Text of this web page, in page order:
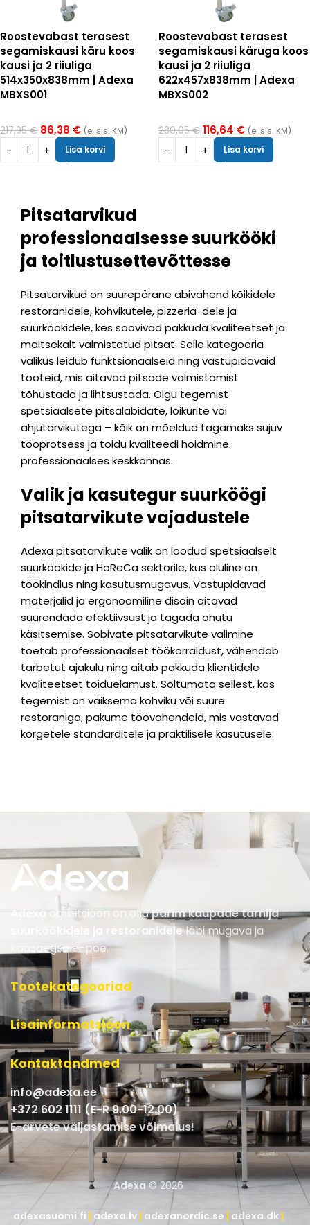
Roostevabast terasest
segamiskausi käru koos
kausi ja 2 riiuliga
514x350x838mm | Adexa
MBXS001
217,95€ 86,38 € (ei sis. KM)
Lisa korvi
Roostevabast terasest
segamiskausi käruga koos
kausi ja 2 riiuliga
622x457x838mm | Adexa
MBXS002
280,05€ 116,64 € (ei sis. KM)
Lisa korvi
Pitsatarvikud
professionaalsesse suurkööki
ja toitlustusettevõttesse
Pitsatarvikud on suurepärane abivahend kõikidele
restoranidele, kohvikutele, pizzeria-dele ja
suurköökidele, kes soovivad pakkuda kvaliteetset ja
maitsekalt valmistatud pitsat. Selle kategooria
valikus leidub funktsionaalseid ning vastupidavaid
tooteid, mis aitavad pitsade valmistamist
tõhustada ja lihtsustada. Olgu tegemist
spetsiaalsete pitsalabidate, lõikurite või
ahjutarvikutega – kõik on mõeldud tagamaks sujuv
tööprotsess ja toidu kvaliteedi hoidmine
professionaalses keskkonnas.
Valik ja kasutegur suurköögi
pitsatarvikute vajadustele
Adexa pitsatarvikute valik on loodud spetsiaalselt
suurköökide ja HoReCa sektorile, kus oluline on
töökindlus ning kasutusmugavus. Vastupidavad
materjalid ja ergonoomiline disain aitavad
suurendada efektiivsust ja tagada ohutu
käsitsemise. Sobivate pitsatarvikute valimine
toetab professionaalset töökorraldust, vähendab
tarbetut ajakulu ning aitab pakkuda klientidele
kvaliteetset toiduelamust. Sõltumata sellest, kas
tegemist on väiksema kohviku või suure
restoraniga, pakume töövahendeid, mis vastavad
kõrgetele standarditele ja praktilisele kasutusele.
Adexa ambitsioon on ollaparim kaupade tarnija
suurköökidele ja restoranideleläbi mugava ja
kaasaegse e-poe.
Tootekategooriad
Lisainformatsioon
Kontaktandmed
info@adexa.ee
+372 602 1111 (E-R 9.00-12.00)
E-arvete väljastamise võimalus!
Adexa© 2026
adexasuomi.fi | adexa.lv| adexanordic.se | adexa.dk|